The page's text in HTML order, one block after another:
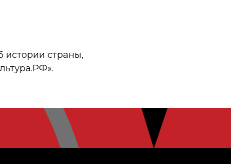
истории страны,